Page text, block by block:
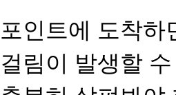
포인트에 도착
걸림이 발생할